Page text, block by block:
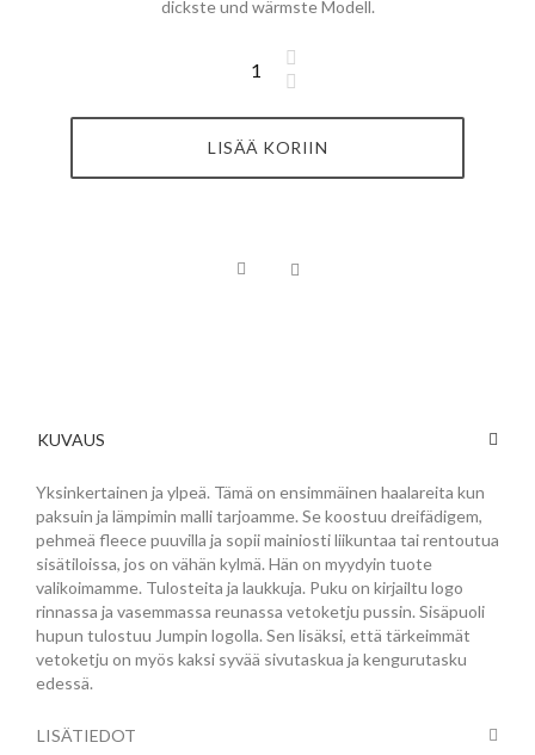
dickste und wärmste Modell.
LISÄÄ KORIIN
KUVAUS
Yksinkertainen ja ylpeä. Tämä on ensimmäinen haalareita kun
paksuin ja lämpimin malli tarjoamme. Se koostuu dreifädigem,
pehmeä fleece puuvilla ja sopii mainiosti liikuntaa tai rentoutua
sisätiloissa, jos on vähän kylmä. Hän on myydyin tuote
valikoimamme. Tulosteita ja laukkuja. Puku on kirjailtu logo
rinnassa ja vasemmassa reunassa vetoketju pussin. Sisäpuoli
hupun tulostuu Jumpin logolla. Sen lisäksi, että tärkeimmät
vetoketju on myös kaksi syvää sivutaskua ja kengurutasku
edessä.
LISÄTIEDOT